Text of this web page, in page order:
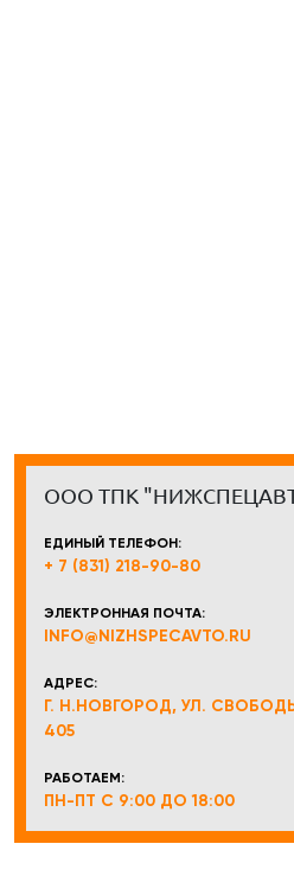
ООО ТПК
ЕДИНЫЙ ТЕЛЕФОН:
+ 7 (831) 218-90-80
ЭЛЕКТРОННАЯ ПОЧТА:
INFO@NIZHSPECAVTO.RU
АДРЕС:
Г. Н.НОВГОРОД, УЛ.
405
РАБОТАЕМ:
ПН-ПТ С 9:00 ДО 18:00